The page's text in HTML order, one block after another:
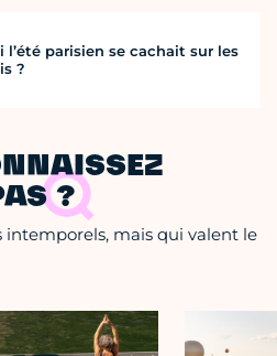
l’été parisien se cachait sur les
?
?
intemporels, mais qui valent le